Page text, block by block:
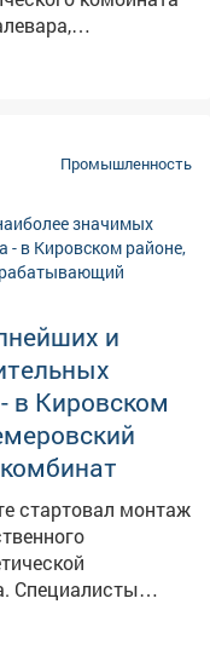
устройства в
и рук. По
и специалистов
неполное и
в
лиц будут
мероприятий,
несчастного
ситуаций в
Промышленность
и
в Кировском
Специалисты
комплексы. В